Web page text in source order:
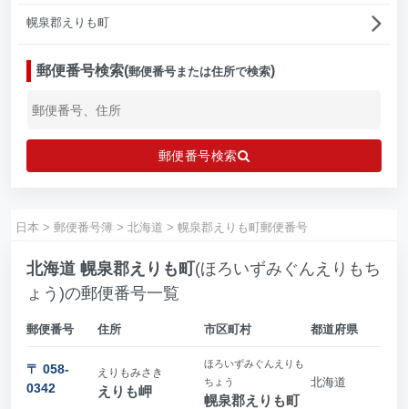
幌泉郡えりも町
郵便番号検索(郵便番号または住所で検索)
郵便番号検索
日本 > 郵便番号簿 > 北海道 > 幌泉郡えりも町郵便番号
北海道 幌泉郡えりも町(ほろいずみぐんえりもち
ょう)の郵便番号一覧
郵便番号 住所 市区町村 都道府県
〒 058-
0342
えりもみさき
えりも岬
ほろいずみぐんえりも
ちょう
幌泉郡えりも町
北海道